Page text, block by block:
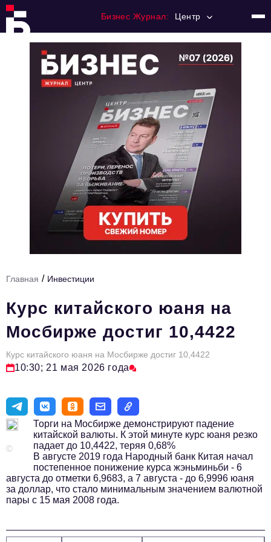
Бизнес Журнал: Центр
Регулирование
Премия "Тульский Бизнес"
История тульского предпринимательства
Тема номера
HR
Персона номера
Технологии и тренды
Туризм
Импортозамещение
Мероприятия
Авторские материалы
Главная / Инвестиции
Курс китайского юаня на
Мосбирже достиг 10,4422
Курс китайского юаня на Мосбирже достиг 10,4422
10:30; 21 мая 2026 года
©
Торги на Мосбирже демонстрируют падение
китайской валюты. К этой минуте курс юаня резко
падает до 10,4422, теряя 0,68%
В августе 2019 года Народный банк Китая начал
постепенное понижение курса жэньминьби - 6
августа до отметки 6,9683, а 7 августа - до 6,9996 юаня
за доллар, что стало минимальным значением валютной
пары с 15 мая 2008 года.